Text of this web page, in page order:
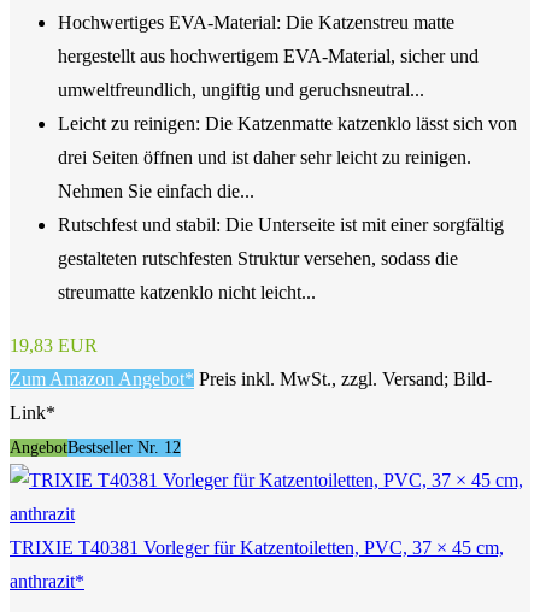
Hochwertiges EVA-Material: Die Katzenstreu matte
hergestellt aus hochwertigem EVA-Material, sicher und
umweltfreundlich, ungiftig und geruchsneutral...
Leicht zu reinigen: Die Katzenmatte katzenklo lässt sich von
drei Seiten öffnen und ist daher sehr leicht zu reinigen.
Nehmen Sie einfach die...
Rutschfest und stabil: Die Unterseite ist mit einer sorgfältig
gestalteten rutschfesten Struktur versehen, sodass die
streumatte katzenklo nicht leicht...
19,83 EUR
Zum Amazon Angebot* Preis inkl. MwSt., zzgl. Versand; Bild-
Link*
AngebotBestseller Nr. 12
TRIXIE T40381 Vorleger für Katzentoiletten, PVC, 37 × 45 cm,
anthrazit*